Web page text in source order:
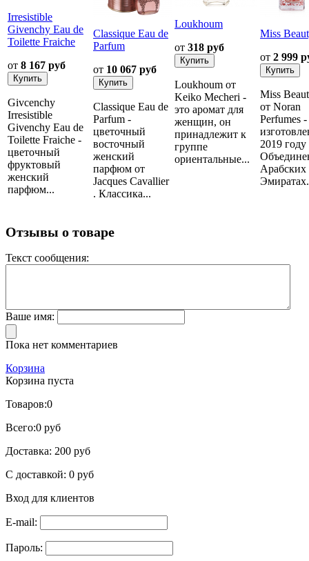
Irresistible
Givenchy Eau de
Toilette Fraiche
от 8 167 руб
Givcenchy
Irresistible
Givenchy Eau de
Toilette Fraiche -
цветочный
фруктовый
женский
парфюм...
Classique Eau de
Parfum
от 10 067 руб
Classique Eau de
Parfum -
цветочный
восточный
женский
парфюм от
Jacques Cavallier
. Классика...
Loukhoum
от 318 руб
Loukhoum от
Keiko Mecheri -
это аромат для
женщин, он
принадлежит к
группе
ориентальные...
Miss
от 2 999
Miss
от Noran
Perfumes -
2019 году
Арабских
Отзывы о товаре
Текст сообщения:
Ваше имя:
Пока нет комментариев
Корзина
Корзина пуста
Товаров:0
Всего:0 руб
Доставка: 200 руб
С доставкой: 0 руб
Вход для клиентов
E-mail:
Пароль: